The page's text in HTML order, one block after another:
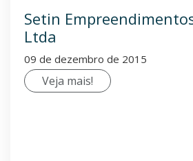
Setin
Ltda
09 de dezembro de 2015
Veja mais!